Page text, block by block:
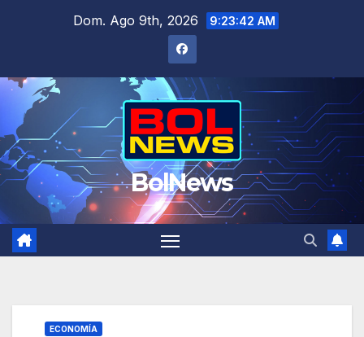
Dom. Ago 9th, 2026 9:23:42 AM
BolNews
ECONOMÍA